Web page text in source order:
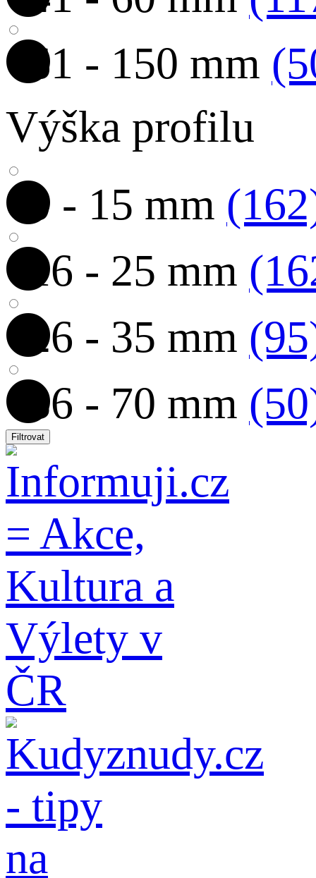
61 - 150 mm
Výška profilu
0 - 15 mm
16 - 25 mm
26 - 35 mm
36 - 70 mm
Filtrovat